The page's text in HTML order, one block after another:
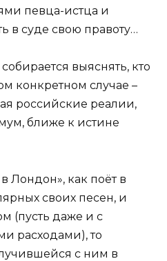
певца-истца и
в суде свою правоту…
выяснять, кто
конкретном случае –
российские реалии,
ближе к истине
Лондон», как поёт в
своих песен, и
(пусть даже и с
расходами), то
с ним в